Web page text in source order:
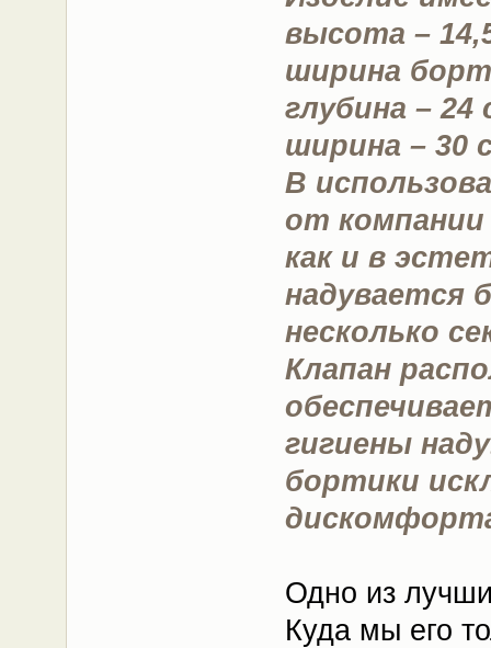
высота –
ширина
глубина – 24
ширина – 30
В
от компании
как и в
надувается
несколько
Клапан
гигиены
бортики
Одно из
Куда мы его